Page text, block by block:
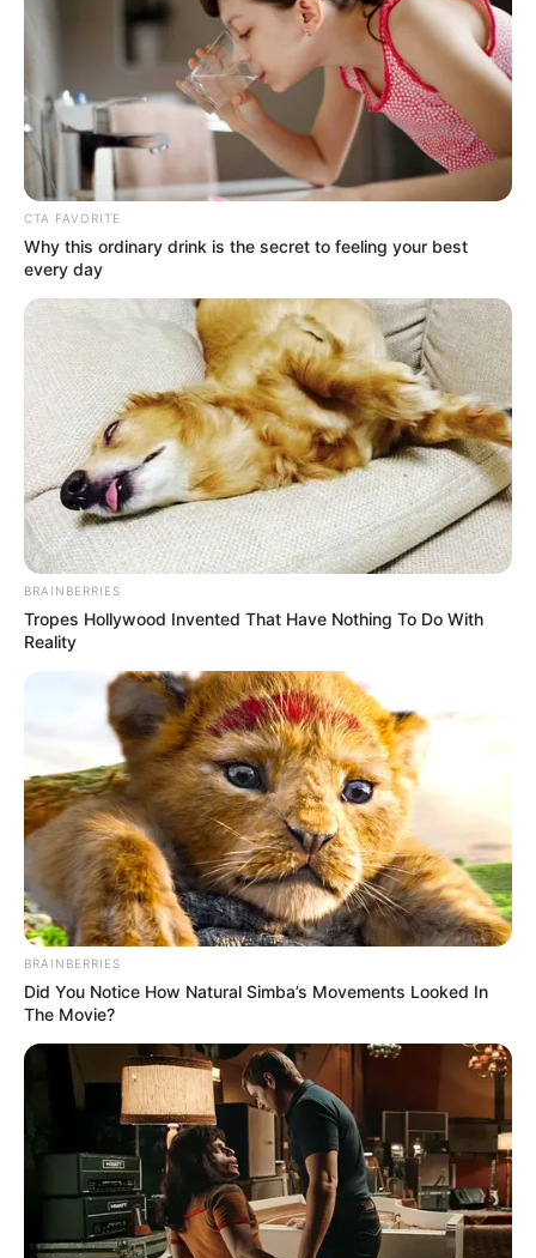
(foto: twitter/Samcornwell)
Baca juga:
10 Gambar Tiga Dimensi Karya Willie Hsu
Ciptakan Ilustrasi Menakutkan
Dari berbagai hasil foto karya lukis yang dibuat ulang di atas,
mana nih yang jadi favoritmu?
TAGS KREATIF LUKISAN
CTA FAVORITE
Why this ordinary drink is the secret to feeling your best
every day
BRAINBERRIES
Tropes Hollywood Invented That Have Nothing To Do With
Reality
BRAINBERRIES
Did You Notice How Natural Simba’s Movements Looked In
The Movie?